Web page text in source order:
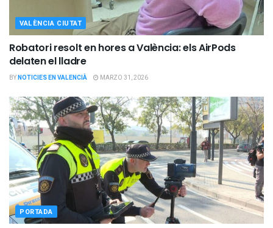
VALÈNCIA CIUTAT
Robatori resolt en hores a València: els AirPods
delaten el lladre
BYNOTICIES EN VALENCIÀ MARZO 31, 2026
PORTADA